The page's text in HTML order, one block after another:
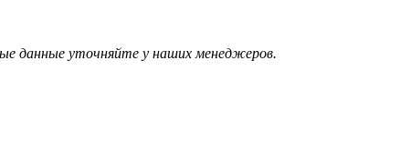
данные уточняйте у наших менеджеров.